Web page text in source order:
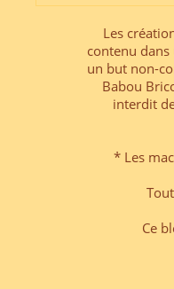
Les
contenu
un but non-
Babou
interdit
* Les
Ce